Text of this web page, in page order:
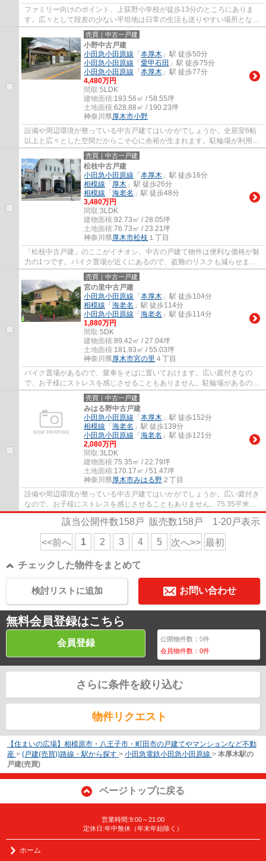
ファミリー向けのポイント、上荻野小学校が徒歩13分のところにありま
す。広々として段差の少ない平坦地は日常の生活も送りやすい場所となっ
ております。住まいの広場が心地良いお住ま...
売買｜中古一戸建
小野中古戸建
小田急小田原線 「 本厚木 」駅 徒歩50分
小田急小田原線 「 愛甲石田 」駅 徒歩75分
小田急小田原線 「 本厚木 」駅 徒歩77分
4,480万円
間取:5LDK
建物面積:193.56㎡ / 58.55坪
土地面積:628.88㎡ / 190.23坪
神奈川県厚木市小野
設備や周辺環境が整っている中古戸建てはいかがでしょうか。全居室6帖
以上と広々とした空間だからこそ心に余裕が生まれます。駐輪場が利用で
きるので、自転車の盗難の心配がありません...
売買｜中古一戸建
松枝中古戸建
小田急小田原線 「 本厚木 」駅 徒歩16分
相模線 「 厚木 」駅 徒歩26分
相模線 「 海老名 」駅 徒歩48分
3,480万円
間取:3LDK
建物面積:92.73㎡ / 28.05坪
土地面積:76.73㎡ / 23.21坪
神奈川県厚木市松枝 １丁目
「松枝中古戸建」のここがイチオシ。中古の戸建て物件は便利な価格が魅
力の1つです。バイク置場が近くにあるので、盗難のリスクも減らせま
す。IHクッキングヒーターを使用したキッチン...
売買｜中古一戸建
宮の里中古戸建
小田急小田原線 「 本厚木 」駅 徒歩104分
相模線 「 海老名 」駅 徒歩114分
小田急小田原線 「 海老名 」駅 徒歩114分
1,880万円
間取:5DK
建物面積:89.42㎡ / 27.04坪
土地面積:181.93㎡ / 55.03坪
神奈川県厚木市宮の里 ４丁目
バイク置場があるので、愛車をそばに置いておけます。広い庭付きなの
で、お子様にストレスを感じさせることもありません。駐輪場があるの
で、バイクも自転車も置いておくことができま...
売買｜中古一戸建
みはる野中古戸建
小田急小田原線 「 本厚木 」駅 徒歩152分
相模線 「 海老名 」駅 徒歩139分
小田急小田原線 「 海老名 」駅 徒歩121分
2,080万円
間取:3LDK
建物面積:75.35㎡ / 22.79坪
土地面積:170.17㎡ / 51.47坪
神奈川県厚木市みはる野 ２丁目
設備や周辺環境が整っている中古戸建てはいかがでしょうか。広い庭付き
なので、お子様にストレスを感じさせることもありません。75.35平米程
の建物面積でスペースも十分。バイク置場が...
該当公開件数158 戸 販売数158 戸 1-20戸表示
<<前へ 1 2 3 4 5 次へ>> 最初
チェックした物件をまとめて
お問い合わせ
検討リストに追加
無料会員登録はこちら
会員登録 公開物件数：0件
会員物件数：0件
さらに条件を絞り込む
物件リクエスト
【住まいの広場】相模原市・八王子市・町田市の戸建てやマンションなど不動
産 > (戸建(売買))路線・駅から探す > 小田急電鉄小田急小田原線 > 本厚木駅の
戸建(売買)
ページトップに戻る
営業時間:9:00～21:00
定休日:年中無休（年末年始除く）
ホーム